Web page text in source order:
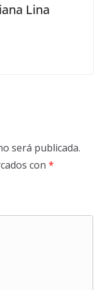
Lina
será publicada.
con *